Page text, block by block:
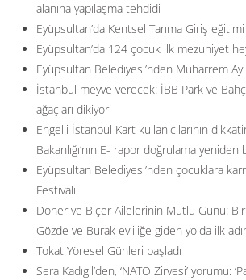
alanına yapılaşma tehdidi
Eyüpsultan’da Kentsel Tarıma Giriş eğitimi
Eyüpsultan’da 124 çocuk ilk mezuniyet
Eyüpsultan Belediyesi’nden Muharrem
İstanbul meyve verecek: İBB Park ve
ağaçları dikiyor
Engelli İstanbul Kart kullanıcılarının
Bakanlığı’nın E- rapor doğrulama yeniden
Eyüpsultan Belediyesi’nden çocuklara
Festivali
Döner ve Biçer Ailelerinin Mutlu Günü:
Gözde ve Burak evliliğe giden yolda ilk
Tokat Yöresel Günleri başladı
Sera Kadıgil’den, ‘NATO Zirvesi’ yorumu: